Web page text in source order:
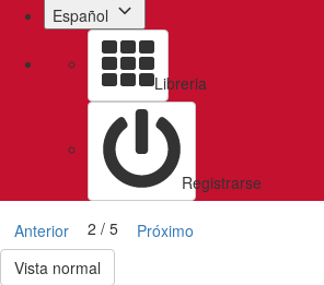
Español
Libreria
Registrarse
Anterior 2 / 5
Próximo
Vista normal